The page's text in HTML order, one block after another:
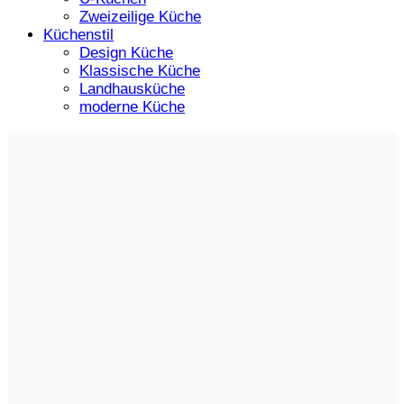
Zweizeilige Küche
Küchenstil
Design Küche
Klassische Küche
Landhausküche
moderne Küche